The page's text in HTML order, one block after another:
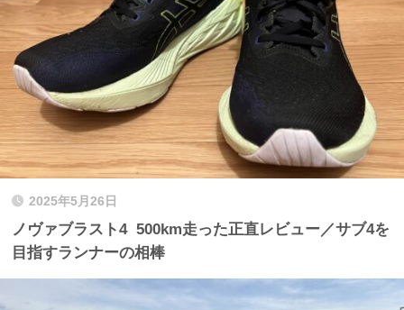
2025年5月26日
ノヴァブラスト4 500km走った正直レビュー／サブ4を
目指すランナーの相棒